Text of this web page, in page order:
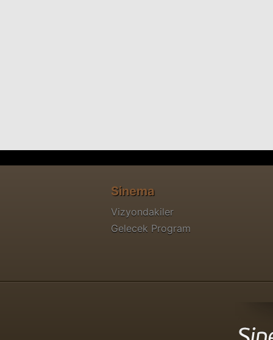
Sinema
Vizyondakiler
Gelecek Program